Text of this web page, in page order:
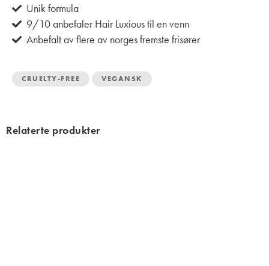
Unik formula
9/10 anbefaler Hair Luxious til en venn
Anbefalt av flere av norges fremste frisører
CRUELTY-FREE VEGANSK
Relaterte produkter